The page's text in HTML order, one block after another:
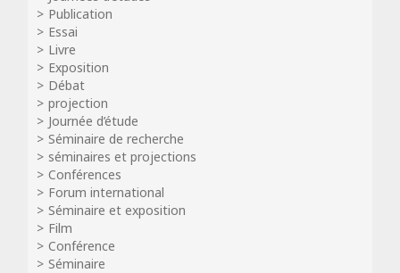
Publication
Essai
Livre
Exposition
Débat
projection
Journée d’étude
Séminaire de recherche
séminaires et projections
Conférences
Forum international
Séminaire et exposition
Film
Conférence
Séminaire